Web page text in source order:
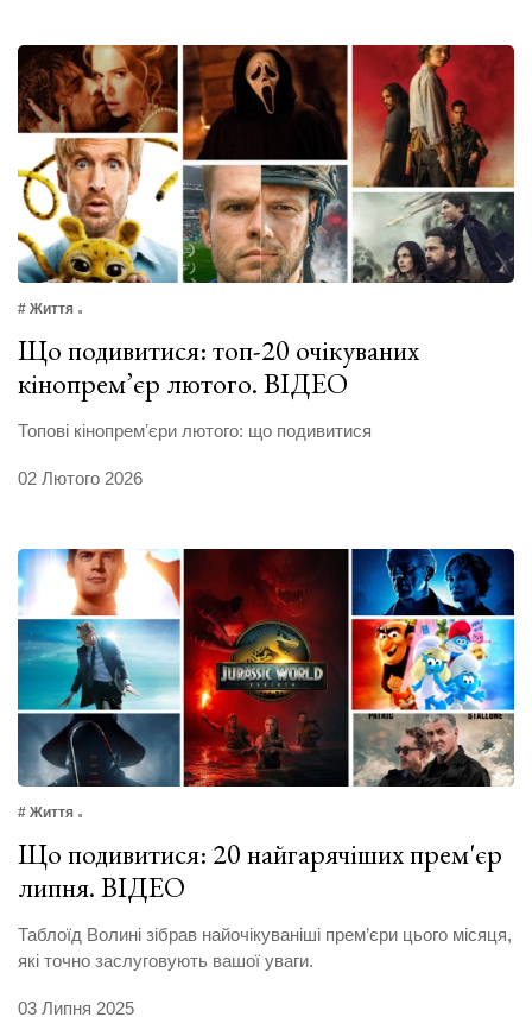
# Життя
Що подивитися: топ-20 очікуваних
кінопрем’єр лютого. ВІДЕО
Топові кінопремʼєри лютого: що подивитися
02 Лютого 2026
# Життя
Що подивитися: 20 найгарячіших прем'єр
липня. ВІДЕО
Таблоїд Волині зібрав найочікуваніші прем’єри цього місяця,
які точно заслуговують вашої уваги.
03 Липня 2025